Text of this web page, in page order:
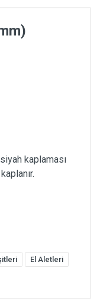
kaplaması
El Aletleri